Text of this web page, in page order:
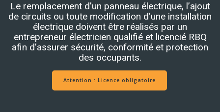
Le remplacement d’un panneau électrique, l’ajout
de circuits ou toute modification d’une installation
électrique doivent être réalisés par un
entrepreneur électricien qualifié et licencié RBQ
afin d’assurer sécurité, conformité et protection
des occupants.
Attention : Licence obligatoire